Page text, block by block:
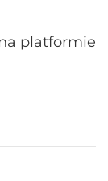
platformie